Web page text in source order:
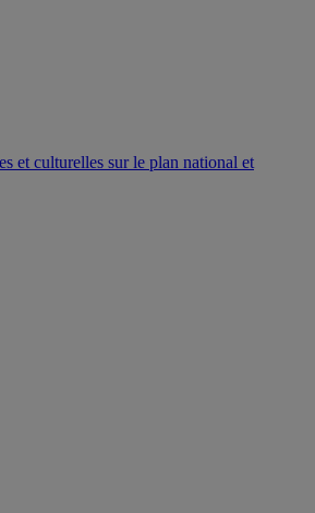
et culturelles sur le plan national et